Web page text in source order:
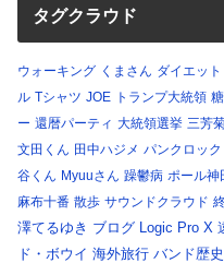
タグクラウド
ウォーキング くまさん ダイエット
ル Tシャツ JOE トランプ大統領
ー 還暦パーティ 大統領選挙 三芳
文田くん 田中ハジメ パンクロック
谷くん Myuuさん 躁鬱病 ポール神
麻布十番 散歩 サウンドクラウド
澤てるゆき ブログ Logic Pro X
ド・ボウイ 海外旅行 バンド歴史